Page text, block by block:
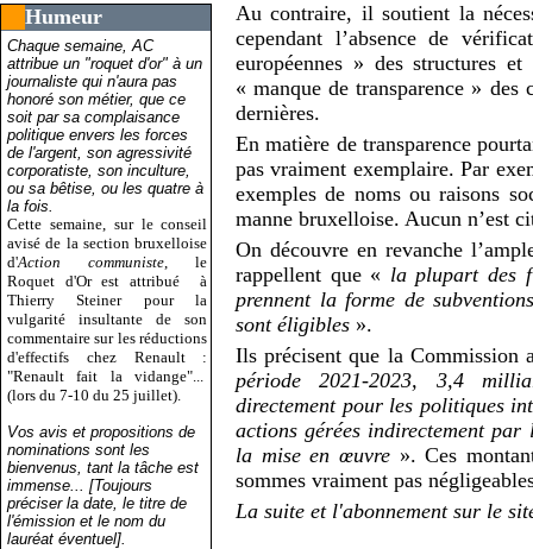
Humeur
Chaque semaine, AC
attribue un "roquet d'or" à un
journaliste qui n'aura pas
honoré son métier, que ce
soit par sa complaisance
politique envers les forces
de l'argent, son agressivité
corporatiste, son inculture,
ou sa bêtise, ou les quatre à
la fois.
Cette semaine, sur le conseil
avisé de la section bruxelloise
d'Action communiste , le
Roquet d'Or est attribué
à
Thierry Steiner pour la
vulgarité insultante de son
commentaire sur les réductions
d'effectifs chez Renault :
"Renault fait la vidange"...
(lors du 7-10 du 25 juillet).
Vos avis et propositions de
nominations sont les
bienvenus, tant la tâche est
immense... [Toujours
préciser la date, le titre de
l'émission et le nom du
lauréat éventuel].
Au contraire, il soutient la
cependant l’absence de
européennes » des structures
« manque de transparence » des
dernières.
En matière de transparence
pas vraiment exemplaire. Par
exemples de noms ou raisons
manne bruxelloise. Aucun n’est
On découvre en revanche
rappellent que « la plupart des
prennent la forme de
sont éligibles ».
Ils précisent que la Commission
période 2021-2023, 3,4
directement pour les politiques
actions gérées indirectement par
la mise en œuvre ». Ces
sommes vraiment pas
La suite et l'abonnement sur le